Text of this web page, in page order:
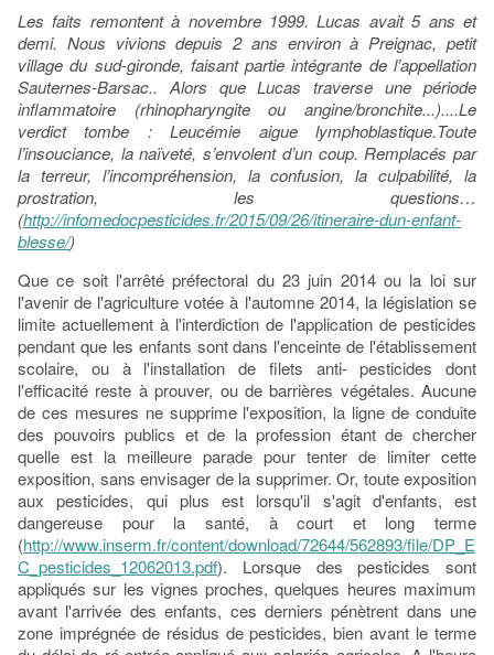
Les faits remontent à novembre 1999. Lucas avait 5 ans et
demi. Nous vivions depuis 2 ans environ à Preignac, petit
village du sud-gironde, faisant partie intégrante de l’appellation
Sauternes-Barsac.. Alors que Lucas traverse une période
inflammatoire (rhinopharyngite ou angine/bronchite...)....Le
verdict tombe : Leucémie aigue lymphoblastique.Toute
l’insouciance, la naïveté, s’envolent d’un coup. Remplacés par
la terreur, l’incompréhension, la confusion, la culpabilité, la
prostration, les questions…
(http://infomedocpesticides.fr/2015/09/26/itineraire-dun-enfant-
blesse/)
Que ce soit l'arrêté préfectoral du 23 juin 2014 ou la loi sur
l'avenir de l'agriculture votée à l'automne 2014, la législation se
limite actuellement à l'interdiction de l'application de pesticides
pendant que les enfants sont dans l'enceinte de l'établissement
scolaire, ou à l'installation de filets anti- pesticides dont
l'efficacité reste à prouver, ou de barrières végétales. Aucune
de ces mesures ne supprime l'exposition, la ligne de conduite
des pouvoirs publics et de la profession étant de chercher
quelle est la meilleure parade pour tenter de limiter cette
exposition, sans envisager de la supprimer. Or, toute exposition
aux pesticides, qui plus est lorsqu'il s'agit d'enfants, est
dangereuse pour la santé, à court et long terme
(http://www.inserm.fr/content/download/72644/562893/file/DP_E
C_pesticides_12062013.pdf). Lorsque des pesticides sont
appliqués sur les vignes proches, quelques heures maximum
avant l'arrivée des enfants, ces derniers pénètrent dans une
zone imprégnée de résidus de pesticides, bien avant le terme